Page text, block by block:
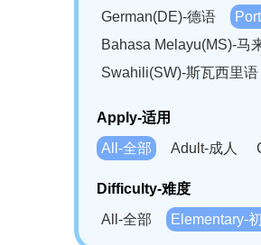
German(DE)-德语
Bahasa Melayu(MS)-马
Swahili(SW)-斯瓦西里语
Apply-适用
All-全部
Adult-成人
Difficulty-难度
All-全部
Elementary-